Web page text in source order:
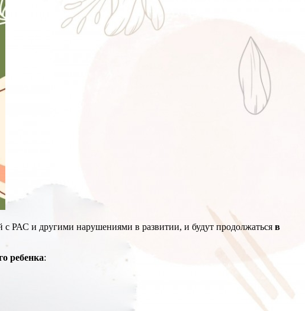
РАС и другими нарушениями в развитии, и будут продолжаться в
ребенка: